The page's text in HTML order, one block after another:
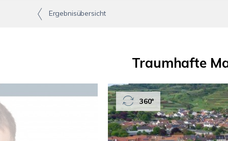
Ergebnisübersicht
Traumhafte
360°